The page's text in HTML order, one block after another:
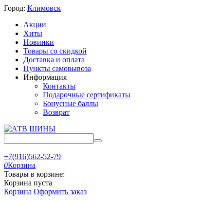
Город: Климовск
Акции
Хиты
Новинки
Товары со скидкой
Доставка и оплата
Пункты самовывоза
Информация
Контакты
Подарочные сертификаты
Бонусные баллы
Возврат
+7(916)562-52-79
0Корзина
Товары в корзине:
Корзина пуста
Корзина Оформить заказ